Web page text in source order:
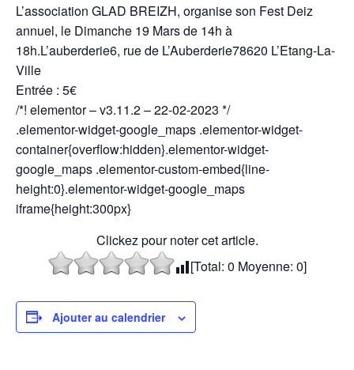
L’association GLAD BREIZH, organise son Fest Deiz
annuel, le Dimanche 19 Mars de 14h à
18h.L’auberderie6, rue de L’Auberderie78620 L’Etang-La-
Ville
Entrée : 5€
/*! elementor – v3.11.2 – 22-02-2023 */
.elementor-widget-google_maps .elementor-widget-
container{overflow:hidden}.elementor-widget-
google_maps .elementor-custom-embed{line-
height:0}.elementor-widget-google_maps
iframe{height:300px}
Clickez pour noter cet article.
[Total: 0 Moyenne: 0]
Ajouter au calendrier